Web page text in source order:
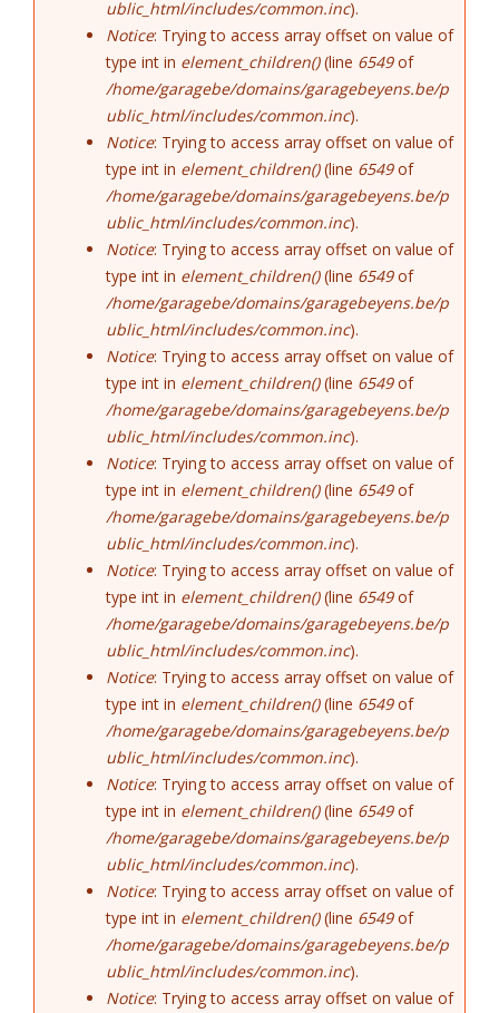
ublic_html/includes/common.inc).
Notice: Trying to access array offset on value of
type int in element_children()(line 6549of
/home/garagebe/domains/garagebeyens.be/p
ublic_html/includes/common.inc).
Notice: Trying to access array offset on value of
type int in element_children()(line 6549of
/home/garagebe/domains/garagebeyens.be/p
ublic_html/includes/common.inc).
Notice: Trying to access array offset on value of
type int in element_children()(line 6549of
/home/garagebe/domains/garagebeyens.be/p
ublic_html/includes/common.inc).
Notice: Trying to access array offset on value of
type int in element_children()(line 6549of
/home/garagebe/domains/garagebeyens.be/p
ublic_html/includes/common.inc).
Notice: Trying to access array offset on value of
type int in element_children()(line 6549of
/home/garagebe/domains/garagebeyens.be/p
ublic_html/includes/common.inc).
Notice: Trying to access array offset on value of
type int in element_children()(line 6549of
/home/garagebe/domains/garagebeyens.be/p
ublic_html/includes/common.inc).
Notice: Trying to access array offset on value of
type int in element_children()(line 6549of
/home/garagebe/domains/garagebeyens.be/p
ublic_html/includes/common.inc).
Notice: Trying to access array offset on value of
type int in element_children()(line 6549of
/home/garagebe/domains/garagebeyens.be/p
ublic_html/includes/common.inc).
Notice: Trying to access array offset on value of
type int in element_children()(line 6549of
/home/garagebe/domains/garagebeyens.be/p
ublic_html/includes/common.inc).
Notice: Trying to access array offset on value of